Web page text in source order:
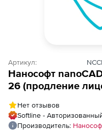
Артикул:
Нанософт
26 (продление
Нет отзывов
Softline -
Производитель: